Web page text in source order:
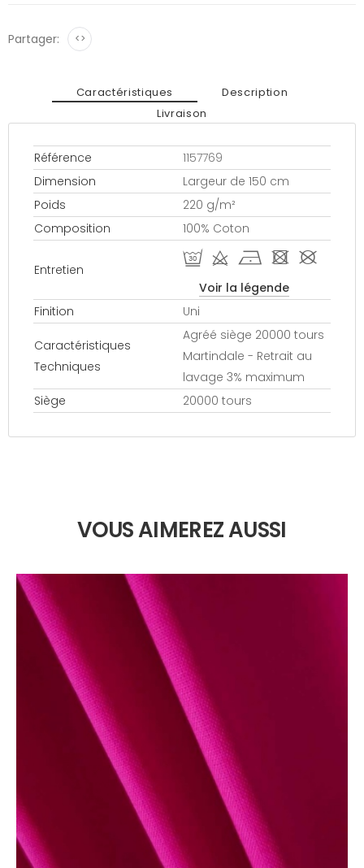
Partager: <>
Caractéristiques
Description
Livraison
Référence
1157769
Dimension
Largeur de 150 cm
Poids
220 g/m²
Composition
100% Coton
Entretien
R d h - #
Voir la légende
Finition
Uni
Caractéristiques
Techniques
Agréé siège 20000 tours
Martindale - Retrait au
lavage 3% maximum
Siège
20000 tours
VOUS AIMEREZ AUSSI